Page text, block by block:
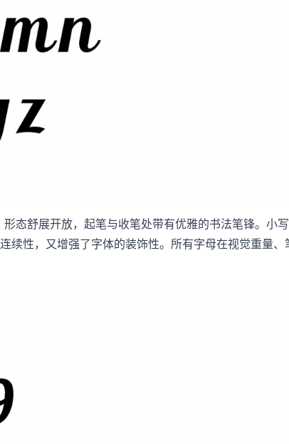
态舒展开放，起笔与收笔处带有优雅的书法笔锋。小
续性，又增强了字体的装饰性。所有字母在视觉重量